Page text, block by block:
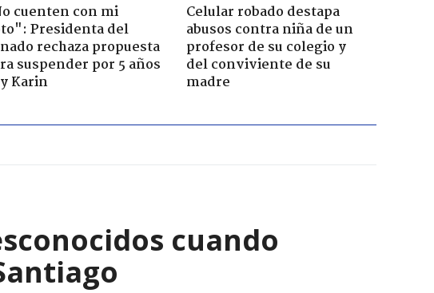
cuenten con mi
Presidenta del
rechaza propuesta
suspender por 5 años
Karin
Celular robado destapa
abusos contra niña de un
profesor de su colegio y
del conviviente de su
madre
cuando